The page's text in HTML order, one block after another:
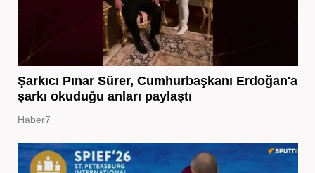
Şarkıcı Pınar Sürer, Cumhurbaşkanı Erdoğan'a
şarkı okuduğu anları paylaştı
Haber7